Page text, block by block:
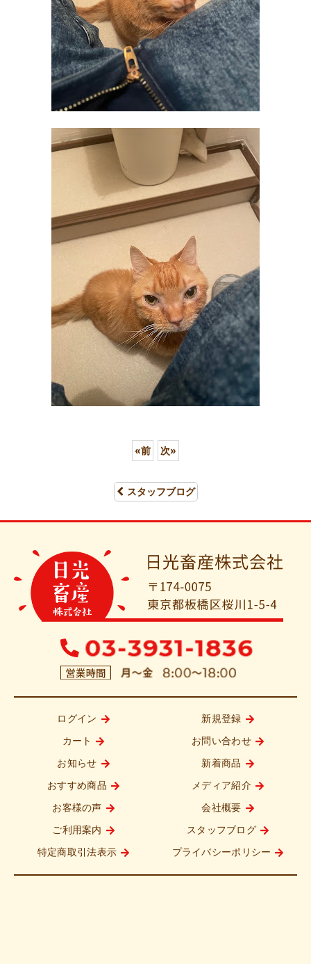
«前 次»
スタッフブログ
ログイン 新規登録
カート お問い合わせ
お知らせ 新着商品
おすすめ商品 メディア紹介
お客様の声 会社概要
ご利用案内 スタッフブログ
特定商取引法表示 プライバシーポリシー